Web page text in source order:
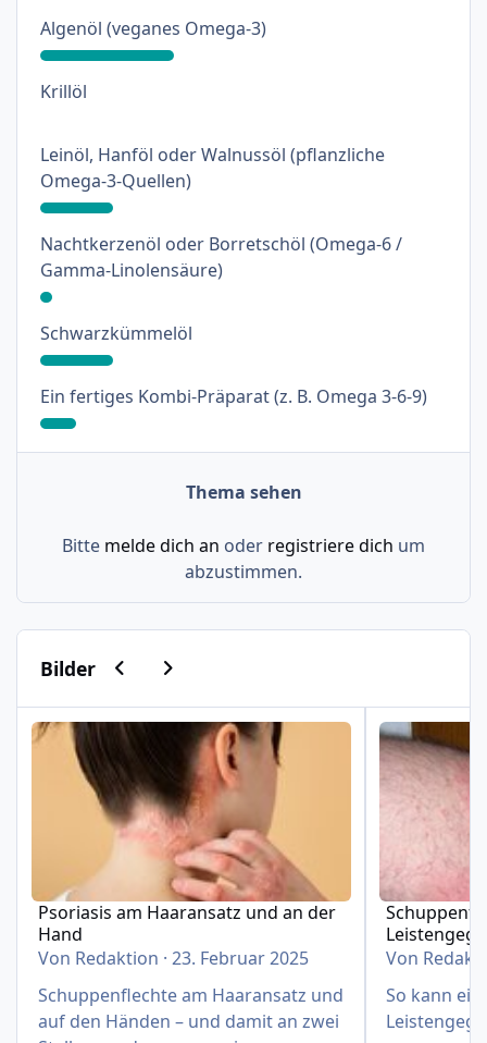
Algenöl (veganes Omega-3): 33%
Krillöl: 0%
Leinöl, Hanföl oder Walnussöl (pflanzliche
Omega-3-Quellen): 18%
Nachtkerzenöl oder Borretschöl (Omega-6 /
Gamma-Linolensäure): 3%
Schwarzkümmelöl: 18%
Ein fertiges Kombi-Präparat (z. B. Omega 3-6-9): 9%
Thema sehen
Bitte melde dich an oder registriere dich um
abzustimmen.
BilderVorherige Karussell-Folie
Nächste Karussell-Folie
Psoriasis am Haaransatz und an der Hand
Psoriasis am Haaransatz und an der
Hand
Von Redaktion ·23. Februar 2025
Schuppenflechte am Haaransatz und
auf den Händen – und damit an zwei
Von
So kann